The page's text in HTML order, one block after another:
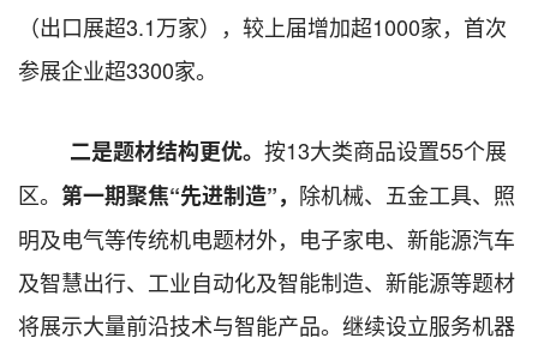
（出口展超3.1万家），较上届增加超1000家，首次
参展企业超3300家。
二是题材结构更优。 按13大类商品设置55个展
区。 第一期聚焦“先进制造”， 除机械、五金工具、照
明及电气等传统机电题材外，电子家电、新能源汽车
及智慧出行、工业自动化及智能制造、新能源等题材
将展示大量前沿技术与智能产品。继续设立服务机器